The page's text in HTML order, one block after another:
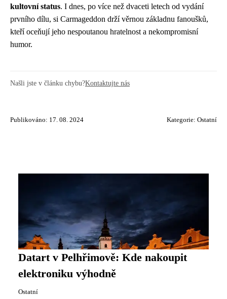
kultovní status. I dnes, po více než dvaceti letech od vydání
prvního dílu, si Carmageddon drží věrnou základnu fanoušků,
kteří oceňují jeho nespoutanou hratelnost a nekompromisní
humor.
Našli jste v článku chybu?Kontaktujte nás
Publikováno: 17. 08. 2024 Kategorie: Ostatní
Datart v Pelhřimově: Kde nakoupit
elektroniku výhodně
Ostatní